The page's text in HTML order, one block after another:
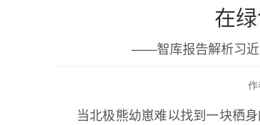
在
——智库报告解析习近
当北极熊幼崽难以找到一块栖